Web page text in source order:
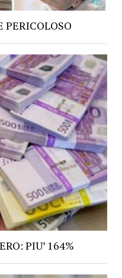
PERICOLOSO
PIU’ 164%